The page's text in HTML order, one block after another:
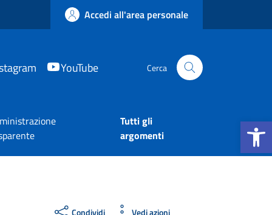
Apri la
Accedi all'area personale
YouTube Cerca
Tutti gli
argomenti
Condividi Vedi azioni